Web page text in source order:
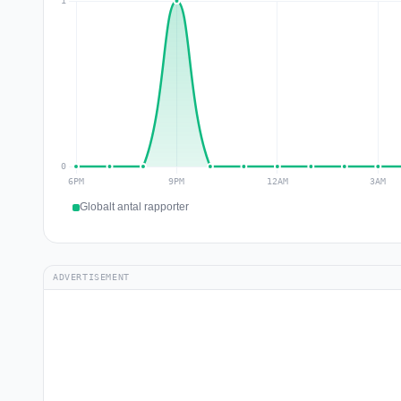
Globalt antal rapporter
ADVERTISEMENT